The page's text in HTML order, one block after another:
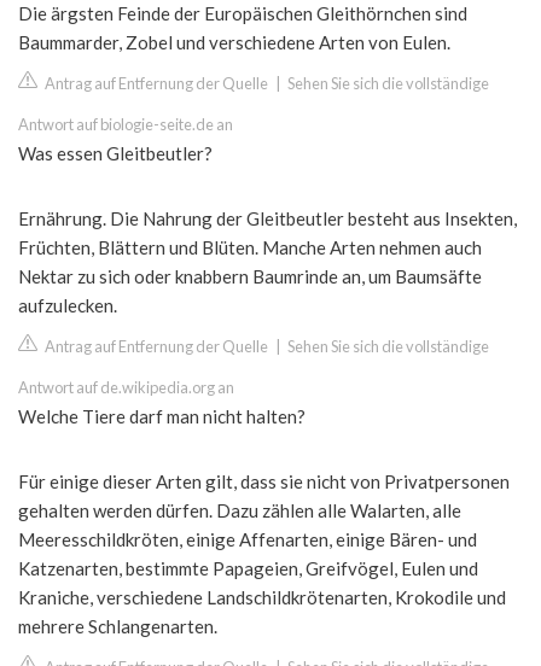
Die ärgsten Feinde der Europäischen Gleithörnchen sind
Baummarder, Zobel und verschiedene Arten von Eulen.
Antrag auf Entfernung der Quelle Sehen Sie sich die vollständige
Antwort auf biologie-seite.de an
Was essen Gleitbeutler?
Ernährung. Die Nahrung der Gleitbeutler besteht aus Insekten,
Früchten, Blättern und Blüten. Manche Arten nehmen auch
Nektar zu sich oder knabbern Baumrinde an, um Baumsäfte
aufzulecken.
Antrag auf Entfernung der Quelle Sehen Sie sich die vollständige
Antwort auf de.wikipedia.org an
Welche Tiere darf man nicht halten?
Für einige dieser Arten gilt, dass sie nicht von Privatpersonen
gehalten werden dürfen. Dazu zählen alle Walarten, alle
Meeresschildkröten, einige Affenarten, einige Bären- und
Katzenarten, bestimmte Papageien, Greifvögel, Eulen und
Kraniche, verschiedene Landschildkrötenarten, Krokodile und
mehrere Schlangenarten.